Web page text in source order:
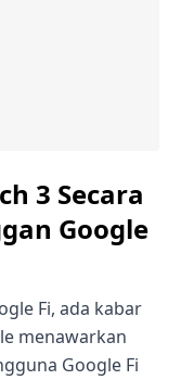
3 Secara
Google
Fi, ada kabar
menawarkan
Google Fi